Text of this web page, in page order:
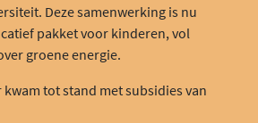
Deze samenwerking is nu
pakket voor kinderen, vol
groene energie.
tot stand met subsidies van